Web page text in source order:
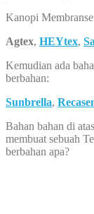
Kanopi
Agtex, HEYtex,
Kemudian ada
berbahan:
Sunbrella,
Bahan bahan di
membuat sebuah
berbahan apa?